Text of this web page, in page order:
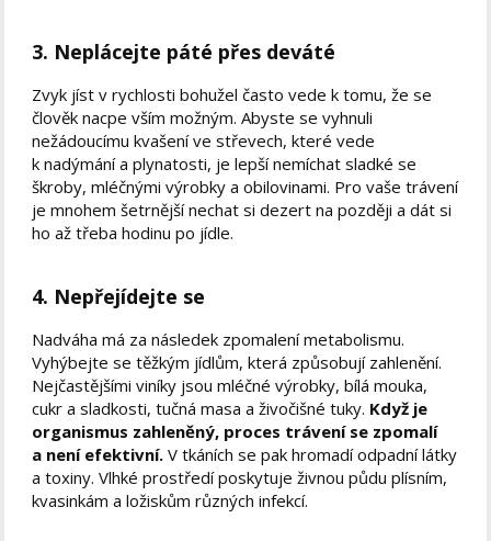
3. Neplácejte páté přes deváté
Zvyk jíst v rychlosti bohužel často vede k tomu, že se
člověk nacpe vším možným. Abyste se vyhnuli
nežádoucímu kvašení ve střevech, které vede
k nadýmání a plynatosti, je lepší nemíchat sladké se
škroby, mléčnými výrobky a obilovinami. Pro vaše trávení
je mnohem šetrnější nechat si dezert na později a dát si
ho až třeba hodinu po jídle.
4. Nepřejídejte se
Nadváha má za následek zpomalení metabolismu.
Vyhýbejte se těžkým jídlům, která způsobují zahlenění.
Nejčastějšími viníky jsou mléčné výrobky, bílá mouka,
cukr a sladkosti, tučná masa a živočišné tuky. Když je
organismus zahleněný, proces trávení se zpomalí
a není efektivní. V tkáních se pak hromadí odpadní látky
a toxiny. Vlhké prostředí poskytuje živnou půdu plísním,
kvasinkám a ložiskům různých infekcí.